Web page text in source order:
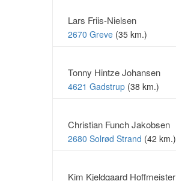
Lars Friis-Nielsen
2670 Greve (35 km.)
Tonny Hintze Johansen
4621 Gadstrup (38 km.)
Christian Funch Jakobsen
2680 Solrød Strand (42 km.)
Kim Kjeldgaard Hoffmeister